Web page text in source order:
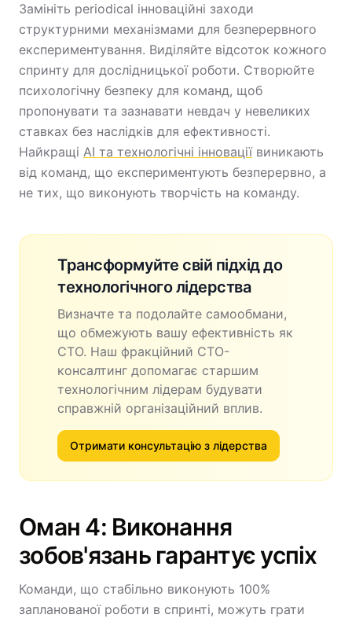
Замініть periodical інноваційні заходи
структурними механізмами для безперервного
експериментування. Виділяйте відсоток кожного
спринту для дослідницької роботи. Створюйте
психологічну безпеку для команд, щоб
пропонувати та зазнавати невдач у невеликих
ставках без наслідків для ефективності.
Найкращі AI та технологічні інноваціївиникають
від команд, що експериментують безперервно, а
не тих, що виконують творчість на команду.
Трансформуйте свій підхід до
технологічного лідерства
Визначте та подолайте самообмани,
що обмежують вашу ефективність як
CTO. Наш фракційний CTO-
консалтинг допомагає старшим
технологічним лідерам будувати
справжній організаційний вплив.
Отримати консультацію з лідерства
Оман 4: Виконання
зобов'язань гарантує успіх
Команди, що стабільно виконують 100%
запланованої роботи в спринті, можуть грати